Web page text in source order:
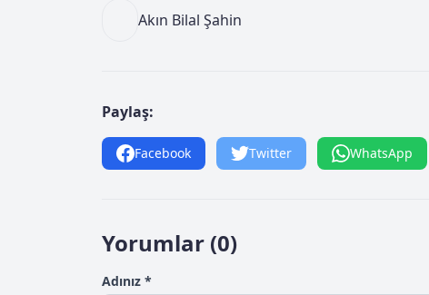
Akın Bilal Şahin
Paylaş:
Facebook Twitter WhatsApp
Yorumlar (0)
Adınız *